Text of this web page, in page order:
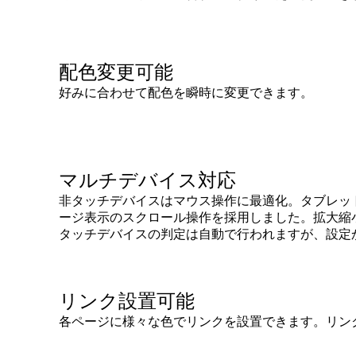
配色変更可能
好みに合わせて配色を瞬時に変更できます。
マルチデバイス対応
非タッチデバイスはマウス操作に最適化。タブレ
ージ表示のスクロール操作を採用しました。拡大
タッチデバイスの判定は自動で行われますが、設
リンク設置可能
各ページに様々な色でリンクを設置できます。リ